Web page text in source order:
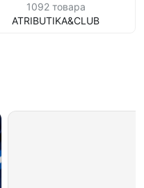
1092 товара
ATRIBUTIKA&CLUB